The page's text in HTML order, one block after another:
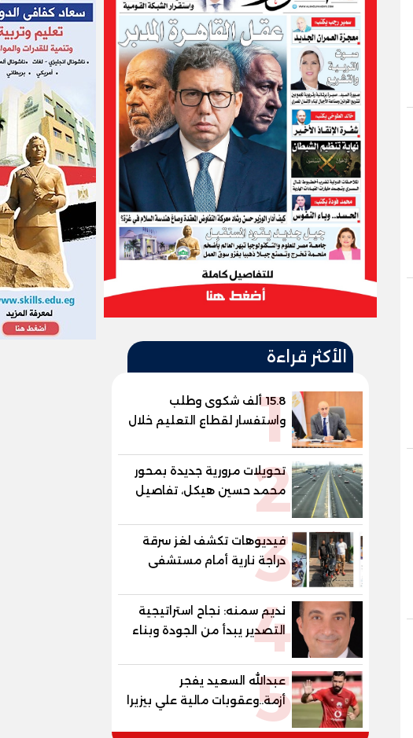
الأكثر قراءة
115.8 ألف شكوى وطلب
واستفسار لقطاع التعليم خلال
يوليو.. استجابة فعالة لشكاوى
2
تحويلات مرورية جديدة بمحور
محمد حسين هيكل، تفاصيل
الغلق على مرحلتين
3
فيديوهات تكشف لغز سرقة
دراجة نارية أمام مستشفى
بمدينة نصر
4
نديم سمنه: نجاح استراتيجية
التصدير يبدأ من الجودة وبناء
الثقة في شعار "صنع في
مصر"
5
عبدالله السعيد يفجر
أزمة..وعقوبات مالية علي بيزيرا
وبانزا